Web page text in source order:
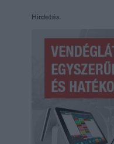
Hirdetés